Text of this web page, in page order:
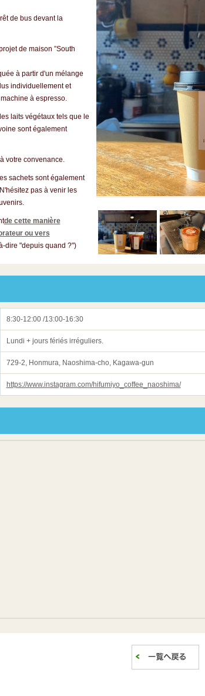
de bus devant la
de maison ”South
à partir d'un mélange
individuellement et
à espresso.
laits végétaux tels que le
sont également
votre convenance.
sachets sont également
pas à venir les
de cette manière
ou vers
dire "depuis quand ?")
8:30-12:00 /13:00-16:30
Lundi + jours fériés irréguliers.
729-2, Honmura, Naoshima-cho, Kagawa-gun
https://www.instagram.com/hifumiyo_coffee_naoshima/